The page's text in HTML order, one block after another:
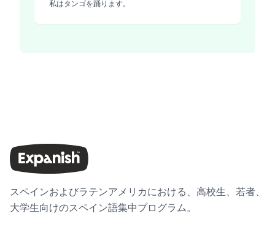
私はタンゴを踊ります。
スペインおよびラテンアメリカにおける、高校生、若者、
大学生向けのスペイン語集中プログラム。